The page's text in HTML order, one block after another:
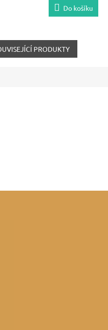
Do košíku
PRODUKTY